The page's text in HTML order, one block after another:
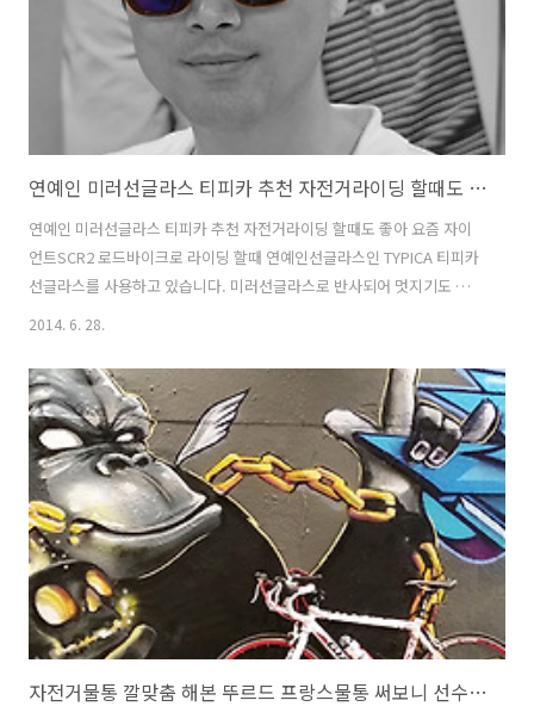
연예인 미러선글라스 티피카 추천 자전거라이딩 할때도 좋아
연예인 미러선글라스 티피카 추천 자전거라이딩 할때도 좋아 요즘 자이
언트SCR2 로드바이크로 라이딩 할때 연예인선글라스인 TYPICA 티피카
선글라스를 사용하고 있습니다. 미러선글라스로 반사되어 멋지기도 하
고 자전거전용 선그라스에 약간 질리기도 해서 착용하게 되었습니다. 일
리고 제가 가지고 있는 자전거선글라스는 낮에 쓰기는 조금 부적합한 밝
은 노란렌즈입니다. 티피카 미러선글라스는 파란색렌즈로 자외선지수가
높은 낮에 눈을 보호하기에 적당하였습니다. 미러 선글라스라 멋지기도
하고 자전거 라이딩 이외에 팬션아이템으로 잘 사용하고 있습니다. 어떤
연예인 선글라스인지 제품에 대해서 조금 설명해 드리겠습니다. 연예인
이 된듯! 선그라스를 끼면 자신만만해..
2014. 6. 28.
자전거물통 깔맞춤 해본 뚜르드 프랑스물통 써보니 선수급 자전거물통 추천